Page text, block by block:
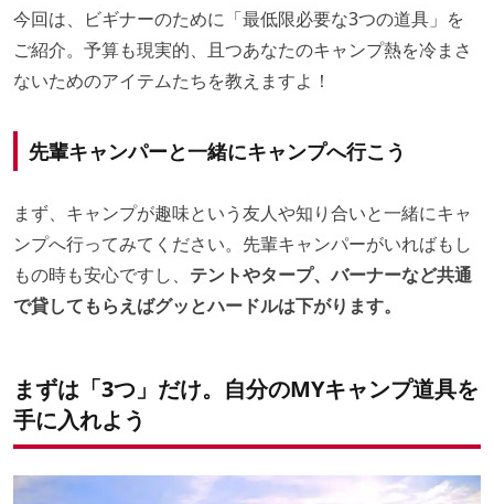
今回は、ビギナーのために「最低限必要な3つの道具」を
ご紹介。予算も現実的、且つあなたのキャンプ熱を冷まさ
ないためのアイテムたちを教えますよ！
先輩キャンパーと一緒にキャンプへ行こう
まず、キャンプが趣味という友人や知り合いと一緒にキャ
ンプへ行ってみてください。先輩キャンパーがいればもし
もの時も安心ですし、 テントやタープ、バーナーなど共通
で貸してもらえばグッとハードルは下がります。
まずは「3つ」だけ。自分のMYキャンプ道具を
手に入れよう